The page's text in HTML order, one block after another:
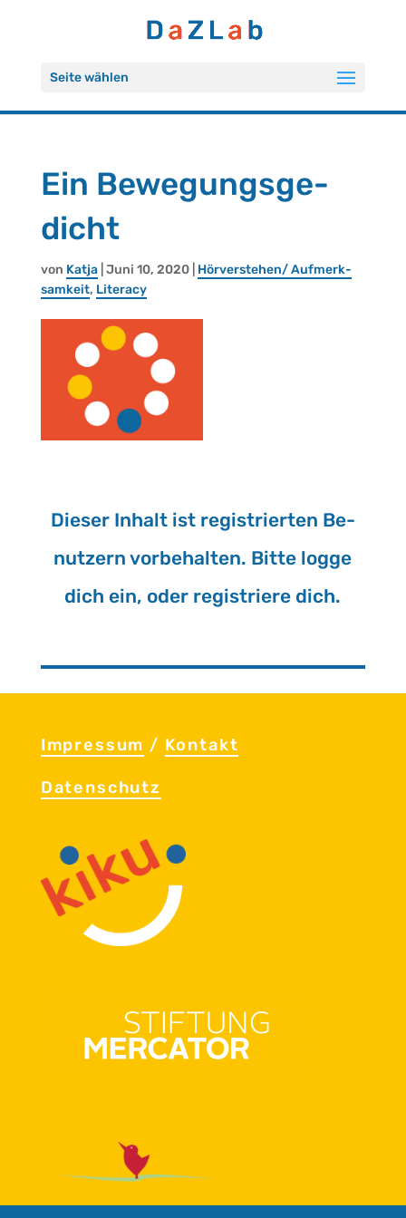
Seite wählen
Ein Be­we­gungs­ge­
dicht
von Katja| Juni 10, 2020 | Hör­ver­ste­hen/ Auf­merk­
sam­keit, Li­ter­a­cy
Die­ser In­halt ist re­gis­trier­ten Be­
nut­zern vor­be­hal­ten. Bitte logge
dich ein, oder re­gis­trie­re dich.
Im­pres­sum / Kon­takt
Da­ten­schutz